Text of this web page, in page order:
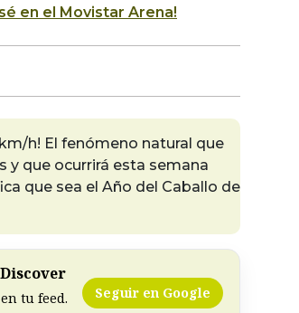
en el Movistar Arena!
h! El fenómeno natural que
y que ocurrirá esta semana
que sea el Año del Caballo de
tu feed. Seguir en Google